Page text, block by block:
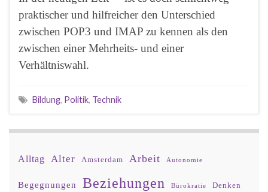
praktischer und hilfreicher den Unterschied
zwischen POP3 und IMAP zu kennen als den
zwischen einer Mehrheits- und einer
Verhältniswahl.
Bildung, Politik, Technik
Alltag Alter Amsterdam Arbeit Autonomie
Begegnungen Beziehungen Bürokratie Denken